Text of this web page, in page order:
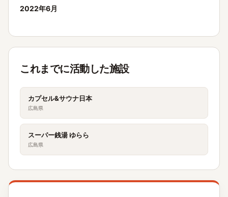
2022年6月
これまでに活動した施設
カプセル&サウナ日本
広島県
スーパー銭湯 ゆらら
広島県